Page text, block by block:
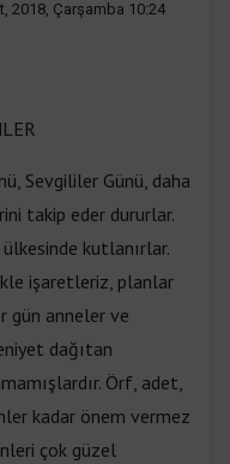
2018, Çarşamba 10:24
Sevgililer Günü, daha
takip eder dururlar.
ülkesinde kutlanırlar.
işaretleriz, planlar
gün anneler ve
dağıtan
Örf, adet,
kadar önem vermez
çok güzel